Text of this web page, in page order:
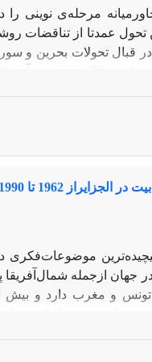
مرحله‌ی نوینی
تحول عمدتا از تناقضات
تحولات بحرین و
شباهت‌های اولیه
آمریکا در قبال
خود را در جریان
حفظ وضع موجود و دفاع
حقوق‌بشری،
1962 تا 1990 م.
ازجمله شمال‌آفریقا
و مغرب دارد و بیش
ازجمله اقدامات
گرا